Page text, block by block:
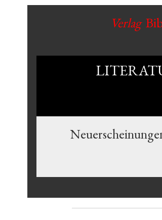
Verlag